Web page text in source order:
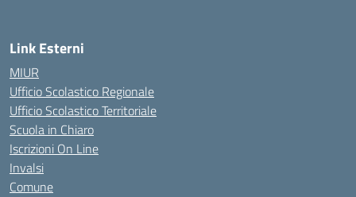
Link Esterni
MIUR
Ufficio Scolastico Regionale
Ufficio Scolastico Territoriale
Scuola in Chiaro
Iscrizioni On Line
Invalsi
Comune